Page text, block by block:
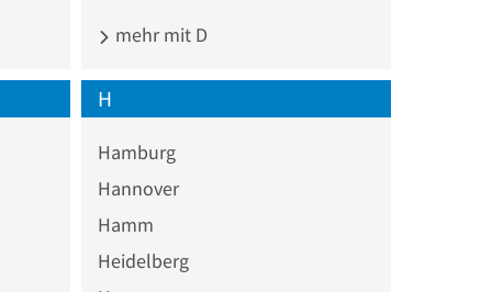
mehr mit D
H
Hamburg
Hannover
Hamm
Heidelberg